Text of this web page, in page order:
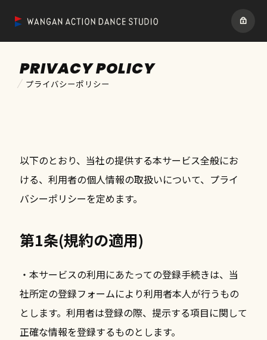
プライバシーポリシー
PRIVACY POLICY
以下のとおり、当社の提供する本サービス全般にお
ける、利用者の個人情報の取扱いについて、プライ
バシーポリシーを定めます。
第1条(規約の適用)
・本サービスの利用にあたっての登録手続きは、当
社所定の登録フォームにより利用者本人が行うもの
とします。利用者は登録の際、提示する項目に関して
正確な情報を登録するものとします。